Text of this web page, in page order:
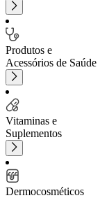
Produtos e
Acessórios de Saúde
Vitaminas e
Suplementos
Dermocosméticos